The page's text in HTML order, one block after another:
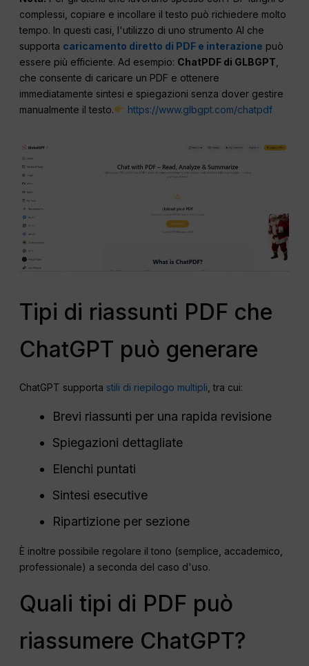
complessi, copiare e incollare il testo può richiedere molto
tempo. In questi casi, l'utilizzo di uno strumento AI che
supporta caricamento diretto di PDF e interazione può
essere più efficiente. Ad esempio: ChatPDF di GLBGPT
che consente di caricare un PDF e ottenere
immediatamente sintesi e spiegazioni senza dover gestire
manualmente il testo.
https://www.glbgpt.com/chatpdf
Tipi di riassunti PDF che
ChatGPT può generare
ChatGPT supporta stili di riepilogo multipli , tra cui:
Brevi riassunti per una rapida revisione
Spiegazioni dettagliate
Elenchi puntati
Sintesi esecutive
Ripartizione per sezione
È inoltre possibile regolare il tono (semplice, accademico,
professionale) a seconda del caso d'uso.
Quali tipi di PDF può
riassumere ChatGPT?